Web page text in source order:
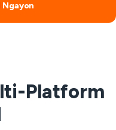
Ngayon
Platform